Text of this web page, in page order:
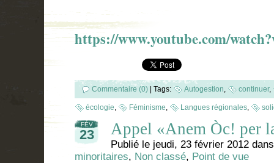
https://www.youtube.com/
Commentaire (0) | Tags: Autogestion continuer,
écologie Féminisme Langues régionales
FÉV
23 Appel «Anem Òc! per
Publié le jeudi, 23 février 2012
minoritaires, Non classé, Point de vue